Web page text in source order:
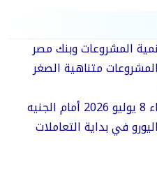
تنمية المشروعات وبنك مصر
متناهية الصغر
أسعار العملات اليوم الأربعاء 8 يوليو 2026 أمام الجنيه
في بداية التعاملات